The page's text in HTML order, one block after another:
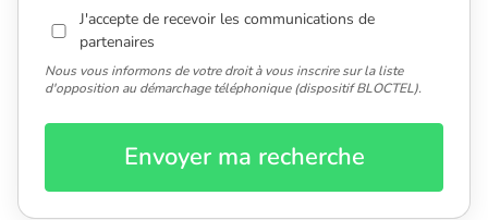
J'accepte de recevoir les communications de
partenaires
Nous vous informons de votre droit à vous inscrire sur la liste
d'opposition au démarchage téléphonique (dispositif BLOCTEL).
Envoyer ma recherche